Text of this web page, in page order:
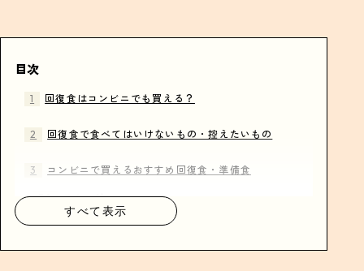
目次
回復食はコンビニでも買える？
回復食で食べてはいけないもの・控えたいもの
コンビニで買えるおすすめ回復食・準備食
スムージー
豆腐
干し芋
すべて表示